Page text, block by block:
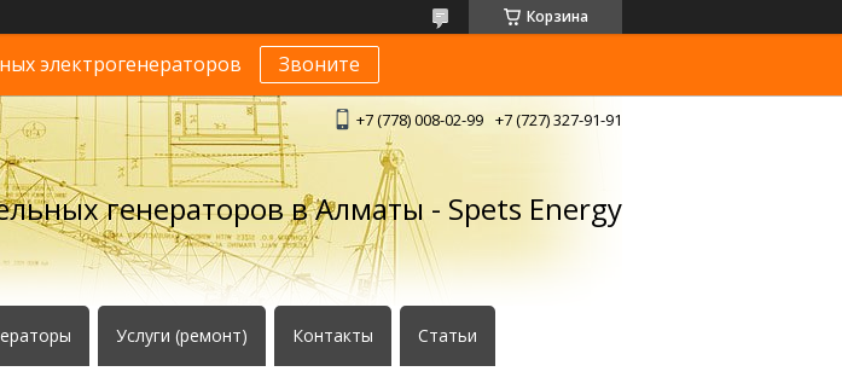
Корзина
электрогенераторов Звоните
+7 (778) 008-02-99 +7 (727) 327-91-91
генераторов в Алматы - Spets Energy
Услуги (ремонт) Контакты Статьи